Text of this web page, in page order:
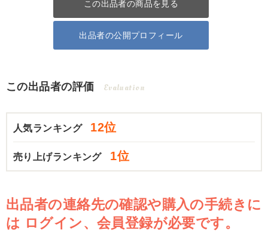
この出品者の商品を見る
出品者の公開プロフィール
この出品者の評価 Evaluation
人気ランキング 12位
売り上げランキング 1位
出品者の連絡先の確認や購入の手続きに
は ログイン、会員登録が必要です。